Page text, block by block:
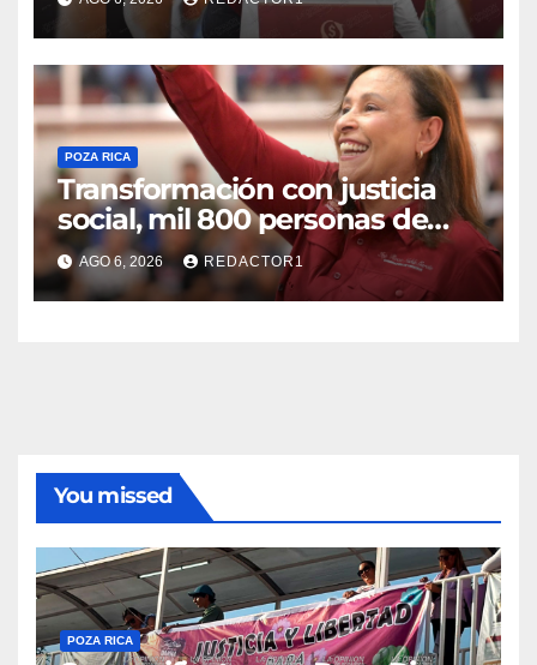
POZA RICA
Transformación con justicia
social, mil 800 personas de
siete municipios reciben
Apoyo a la Palabra: Rocío
Nahle
AGO 6, 2026 REDACTOR1
You missed
POZA RICA